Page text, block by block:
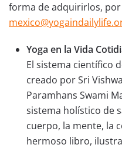
forma de adquirirlos,
Yoga en la Vida
El sistema científico
creado por Sri
Paramhans Swami
sistema holístico de
cuerpo, la mente, la
hermoso libro,